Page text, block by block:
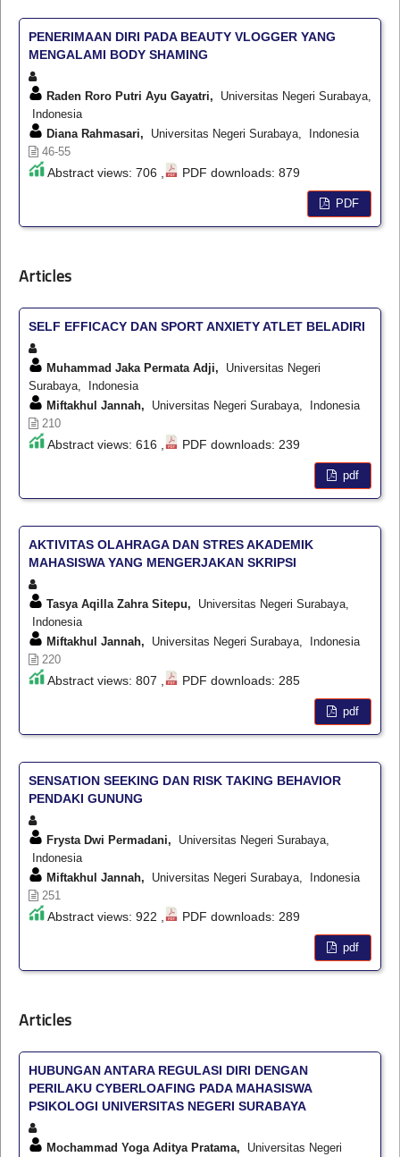
PENERIMAAN DIRI PADA BEAUTY VLOGGER YANG
MENGALAMI BODY SHAMING
Raden Roro Putri Ayu Gayatri, Universitas Negeri Surabaya,
Indonesia
Diana Rahmasari, Universitas Negeri Surabaya, Indonesia
46-55
Abstract views: 706 , PDF downloads: 879
PDF
Articles
SELF EFFICACY DAN SPORT ANXIETY ATLET BELADIRI
Muhammad Jaka Permata Adji, Universitas Negeri
Surabaya, Indonesia
Miftakhul Jannah, Universitas Negeri Surabaya, Indonesia
210
Abstract views: 616 , PDF downloads: 239
pdf
AKTIVITAS OLAHRAGA DAN STRES AKADEMIK
MAHASISWA YANG MENGERJAKAN SKRIPSI
Tasya Aqilla Zahra Sitepu, Universitas Negeri Surabaya,
Indonesia
Miftakhul Jannah, Universitas Negeri Surabaya, Indonesia
220
Abstract views: 807 , PDF downloads: 285
pdf
SENSATION SEEKING DAN RISK TAKING BEHAVIOR
PENDAKI GUNUNG
Frysta Dwi Permadani, Universitas Negeri Surabaya,
Indonesia
Miftakhul Jannah, Universitas Negeri Surabaya, Indonesia
251
Abstract views: 922 , PDF downloads: 289
pdf
Articles
HUBUNGAN ANTARA REGULASI DIRI DENGAN
PERILAKU CYBERLOAFING PADA MAHASISWA
PSIKOLOGI UNIVERSITAS NEGERI SURABAYA
Mochammad Yoga Aditya Pratama, Universitas Negeri